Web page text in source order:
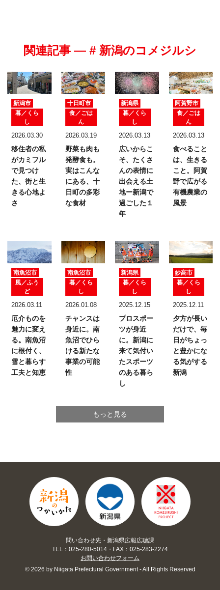
関連記事 — # 新潟のコメジルシ
新潟市
暮／くら
し
2026.03.30
移住者の私
がカミフル
で見つけ
た、 街と生
きる心地よ
さ
十日町市
食／ごは
ん
2026.03.19
野菜も肉も
発酵食も。
実はこんな
にある、十
日町の多彩
な食材
新潟県
暮／くら
し
2026.03.13
広いからこ
そ、たくさ
んの表情に
出会える土
地ー新潟で
過ごした１
年
阿賀野市
食／ごは
ん
2026.03.13
食べること
は、生きる
こと。
阿賀
野で広がる
有機農業の
風景
南魚沼市
風／ふう
ど
2026.03.11
厄介ものを
魅力に変え
る。 南魚沼
に根付く、
雪と暮らす
工夫と知恵
南魚沼市
暮／くら
し
2026.01.08
チャンスは
身近に。 南
魚沼でひら
ける新たな
事業の可能
性
新潟県
暮／くら
し
2025.12.15
プロスポー
ツが身近
に。 新潟に
来て気付い
たスポーツ
のある暮ら
し
妙高市
暮／くら
し
2025.12.11
夕方が長い
だけで、 毎
日がちょっ
と豊かにな
る気がする
新潟
もっと見る
問い合わせ先・新潟県広報広聴課
TEL：025-280-5014・FAX：025-283-2274
お問い合わせフォーム
© 2026 by Niigata Prefectural Government - All Rights Reserved